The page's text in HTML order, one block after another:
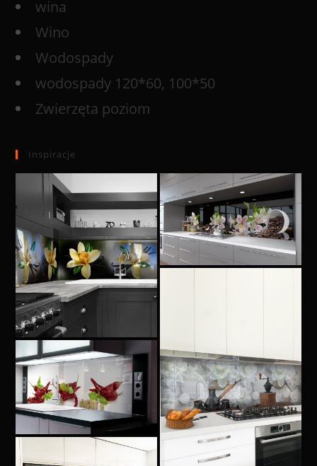
wina
Wino
Wodospady
wodospady 120*60, 100*50
Zwierzęta poziom
Inspiracje